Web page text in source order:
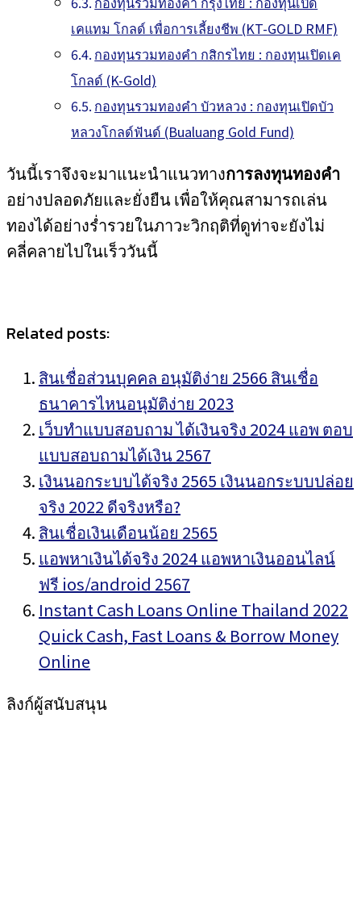
เคแทม โกลด์ เพื่อการเลี้ยงชีพ (KT-GOLD RMF)
กองทุนรวมทองคำ กสิกรไทย : กองทุนเปิดเค
โกลด์ (K-Gold)
กองทุนรวมทองคำ บัวหลวง : กองทุนเปิดบัว
หลวงโกลด์ฟันด์ (Bualuang Gold Fund)
วันนี้เราจึงจะมาแนะนำแนวทางการลงทุนทองคำ
อย่างปลอดภัยและยั่งยืน เพื่อให้คุณสามารถเล่น
ทองได้อย่างร่ำรวยในภาวะวิกฤติที่ดูท่าจะยังไม่
คลี่คลายไปในเร็ววันนี้
Related posts:
สินเชื่อส่วนบุคคล อนุมัติง่าย 2566 สินเชื่อ
ธนาคารไหนอนุมัติง่าย 2023
เว็บทำแบบสอบถาม ได้เงินจริง 2024 แอพ ตอบ
แบบสอบถามได้เงิน 2567
เงินนอกระบบได้จริง 2565 เงินนอกระบบปล่อย
จริง 2022 ดีจริงหรือ?
สินเชื่อเงินเดือนน้อย 2565
แอพหาเงินได้จริง 2024 แอพหาเงินออนไลน์
ฟรี ios/android 2567
Instant Cash Loans Online Thailand 2022
Quick Cash, Fast Loans & Borrow Money
Online
ลิงก์ผู้สนับสนุน